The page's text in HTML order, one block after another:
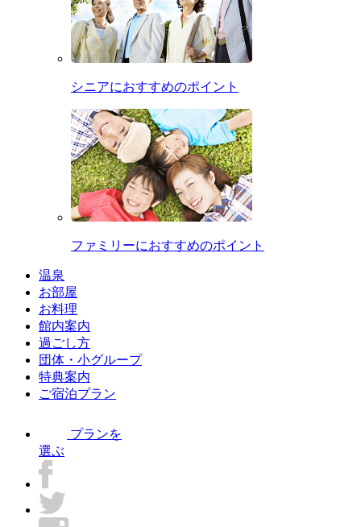
シニアにおすすめのポイント
ファミリーにおすすめのポイント
温泉
お部屋
お料理
館内案内
過ごし方
団体・小グループ
特典案内
ご宿泊プラン
プランを
選ぶ